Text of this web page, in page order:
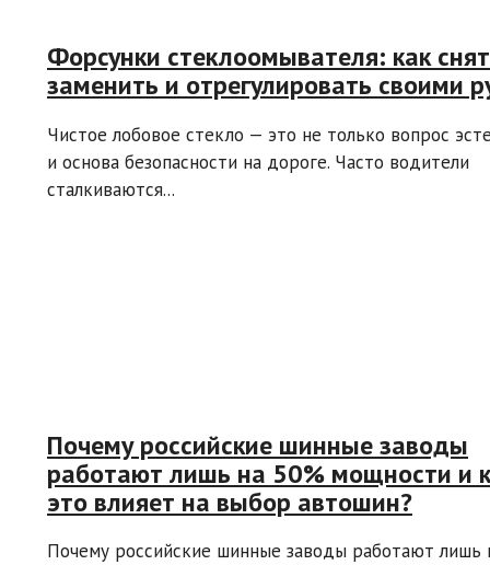
Форсунки стеклоомывателя: как
заменить и отрегулировать своими
Чистое лобовое стекло — это не только вопрос
и основа безопасности на дороге. Часто водители
сталкиваются...
Почему российские шинные заводы
работают лишь на 50% мощности и
это влияет на выбор автошин?
Почему российские шинные заводы работают лишь